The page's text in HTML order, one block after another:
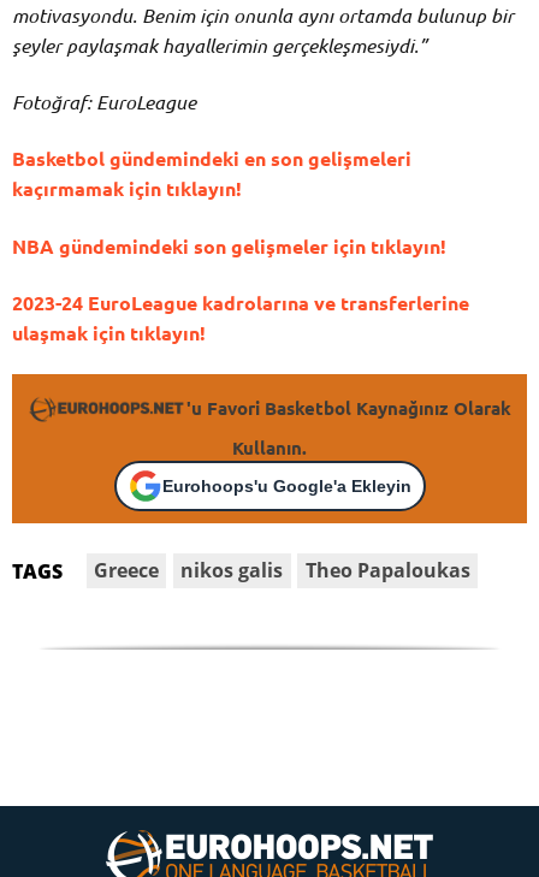
motivasyondu. Benim için onunla aynı ortamda bulunup bir
şeyler paylaşmak hayallerimin gerçekleşmesiydi.”
Fotoğraf: EuroLeague
Basketbol gündemindeki en son gelişmeleri
kaçırmamak için tıklayın!
NBA gündemindeki son gelişmeler için tıklayın!
2023-24 EuroLeague kadrolarına ve transferlerine
ulaşmak için tıklayın!
'u Favori Basketbol Kaynağınız Olarak
Kullanın.
Eurohoops'u Google'a Ekleyin
TAGS Greece nikos galis Theo Papaloukas